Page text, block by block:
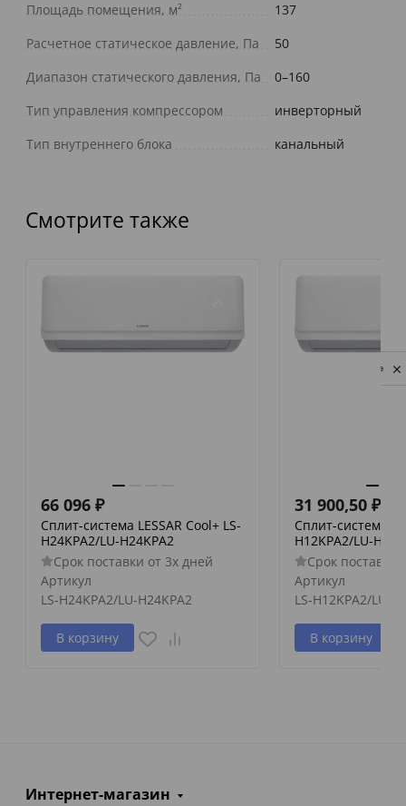
Площадь помещения, м²
137
Расчетное статическое давление, Па
50
Диапазон статического давления, Па
0–160
Тип управления компрессором
инверторный
Тип внутреннего блока
канальный
Смотрите также
66 096 ₽
Сплит-система LESSAR Cool+ LS-
H24KPA2/LU-H24KPA2
Срок поставки от 3х дней
Артикул
LS-H24KPA2/LU-H24KPA2
В корзину
31 900,50 ₽
Сплит-система
H12KPA2/LU-
Срок поставки
Артикул
LS-H12KPA2/LU-
В корзину
Интернет-магазин
Privacy notice